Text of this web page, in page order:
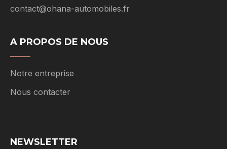
contact@ohana-automobiles.fr
A PROPOS DE NOUS
Notre entreprise
Nous contacter
NEWSLETTER